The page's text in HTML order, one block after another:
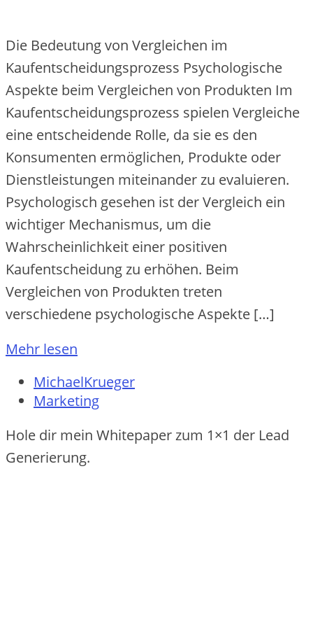
Die Bedeutung von Vergleichen im
Kaufentscheidungsprozess Psychologische
Aspekte beim Vergleichen von Produkten Im
Kaufentscheidungsprozess spielen Vergleiche
eine entscheidende Rolle, da sie es den
Konsumenten ermöglichen, Produkte oder
Dienstleistungen miteinander zu evaluieren.
Psychologisch gesehen ist der Vergleich ein
wichtiger Mechanismus, um die
Wahrscheinlichkeit einer positiven
Kaufentscheidung zu erhöhen. Beim
Vergleichen von Produkten treten
verschiedene psychologische Aspekte […]
Mehr lesen
MichaelKrueger
Marketing
Hole dir mein Whitepaper zum 1×1 der Lead
Generierung.